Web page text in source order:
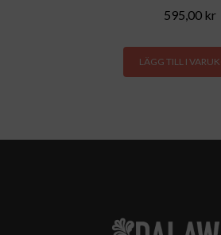
595,00 kr
LÄGG TILL I